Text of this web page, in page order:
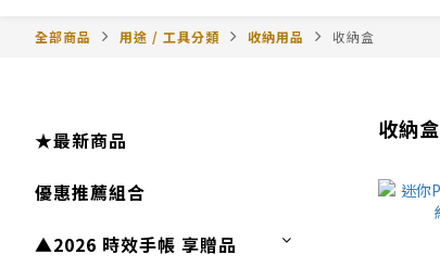
全部商品 用途 / 工具分類 收納用品 收納盒
★最新商品
優惠推薦組合
▲2026 時效手帳 享贈品
收納盒